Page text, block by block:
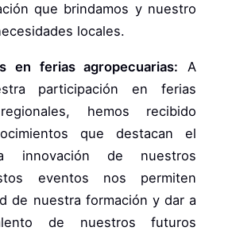
que brindamos y nuestro
locales.
en ferias agropecuarias: A
participación en ferias
hemos recibido
que destacan el
innovación de nuestros
eventos nos permiten
de nuestra formación y dar a
de nuestros futuros